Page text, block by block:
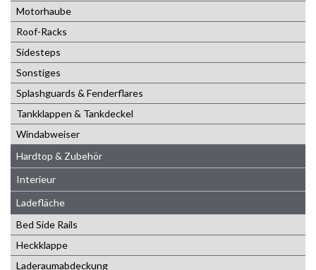
Motorhaube
Roof-Racks
Sidesteps
Sonstiges
Splashguards & Fenderflares
Tankklappen & Tankdeckel
Windabweiser
Hardtop & Zubehör
Interieur
Ladefläche
Bed Side Rails
Heckklappe
Laderaumabdeckung